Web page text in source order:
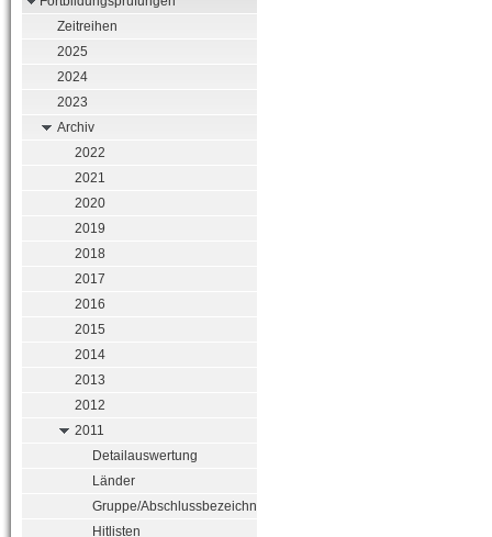
Zeitreihen
2025
2024
2023
Archiv
2022
2021
2020
2019
2018
2017
2016
2015
2014
2013
2012
2011
Detailauswertung
Länder
Gruppe/Abschlussbezeichnung
Hitlisten